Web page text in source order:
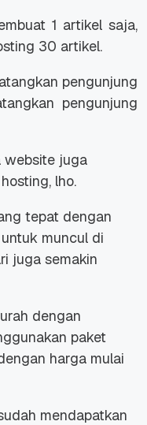
1 artikel saja,
30 artikel.
pengunjung
pengunjung
website juga
lho.
tepat dengan
muncul di
juga semakin
dengan
paket
harga mulai
mendapatkan